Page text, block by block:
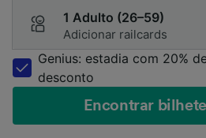
1 Adulto (26–59)
Adicionar railcards
Genius: estadia com 20%
desconto
Encontrar